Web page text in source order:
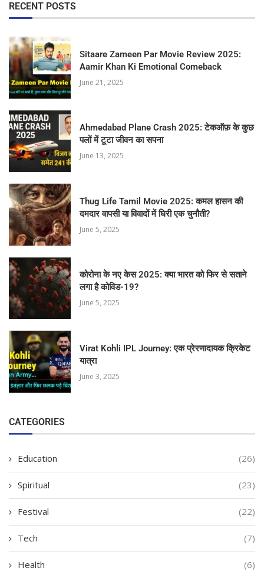
RECENT POSTS
Sitaare Zameen Par Movie Review 2025:
Aamir Khan Ki Emotional Comeback
June 21, 2025
Ahmedabad Plane Crash 2025: टेकऑफ़ के कुछ
पलों में टूटा जीवन का सपना
June 13, 2025
Thug Life Tamil Movie 2025: कमल हासन की
दमदार वापसी या विवादों में घिरी एक चुनौती?
June 5, 2025
कोरोना के नए केस 2025: क्या भारत को फिर से सताने
लगा है कोविड-19?
June 5, 2025
Virat Kohli IPL Journey: एक प्रेरणादायक क्रिकेट
यात्रा
June 3, 2025
CATEGORIES
Education (26)
Spiritual (23)
Festival (22)
Tech (7)
Health (6)